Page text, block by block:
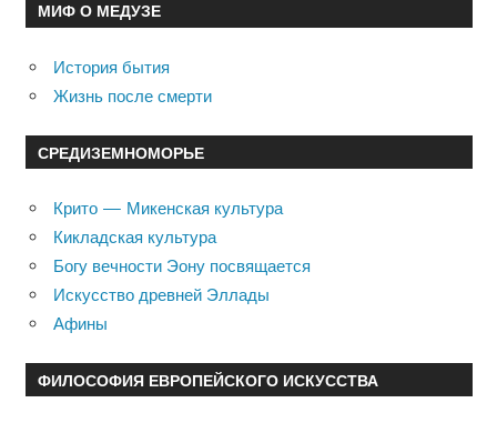
МИФ О МЕДУЗЕ
История бытия
Жизнь после смерти
СРЕДИЗЕМНОМОРЬЕ
Крито — Микенская культура
Кикладская культура
Богу вечности Эону посвящается
Искусство древней Эллады
Афины
ФИЛОСОФИЯ ЕВРОПЕЙСКОГО ИСКУССТВА